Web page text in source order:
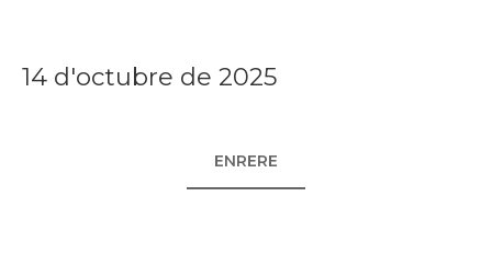
14 d'octubre de 2025
ENRERE